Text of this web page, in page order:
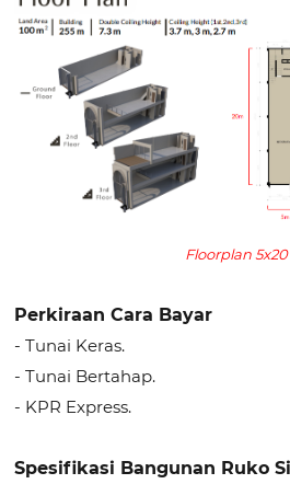
Floorplan 5x20
Perkiraan Cara Bayar
- Tunai Keras.
- Tunai Bertahap.
- KPR Express.
Spesifikasi Bangunan Ruko